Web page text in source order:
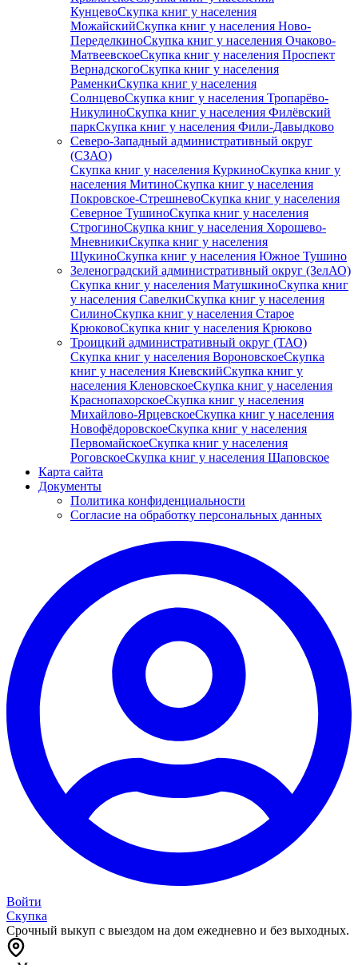
КунцевоСкупка книг у населения
МожайскийСкупка книг у населения Ново-
ПеределкиноСкупка книг у населения Очаково-
МатвеевскоеСкупка книг у населения Проспект
ВернадскогоСкупка книг у населения
РаменкиСкупка книг у населения
СолнцевоСкупка книг у населения Тропарёво-
НикулиноСкупка книг у населения Филёвский
паркСкупка книг у населения Фили-Давыдково
Северо-Западный административный округ
(СЗАО)
Скупка книг у населения КуркиноСкупка книг у
населения МитиноСкупка книг у населения
Покровское-СтрешневоСкупка книг у населения
Северное ТушиноСкупка книг у населения
СтрогиноСкупка книг у населения Хорошево-
МневникиСкупка книг у населения
ЩукиноСкупка книг у населения Южное Тушино
Зеленоградский административный округ (ЗелАО)
Скупка книг у населения МатушкиноСкупка книг
у населения СавелкиСкупка книг у населения
СилиноСкупка книг у населения Старое
КрюковоСкупка книг у населения Крюково
Троицкий административный округ (ТАО)
Скупка книг у населения ВороновскоеСкупка
книг у населения КиевскийСкупка книг у
населения КленовскоеСкупка книг у населения
КраснопахорскоеСкупка книг у населения
Михайлово-ЯрцевскоеСкупка книг у населения
НовофёдоровскоеСкупка книг у населения
ПервомайскоеСкупка книг у населения
РоговскоеСкупка книг у населения Щаповское
Карта сайта
Документы
Политика конфиденциальности
Согласие на обработку персональных данных
Войти
Скупка
Срочный выкуп с выездом на дом ежедневно и без выходных.